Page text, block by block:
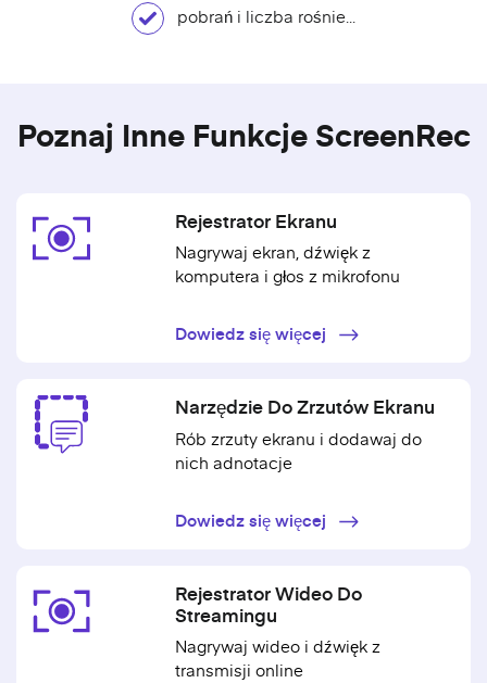
pobrań i liczba rośnie...
Poznaj Inne Funkcje ScreenRec
Rejestrator Ekranu
Nagrywaj ekran, dźwięk z
komputera i głos z mikrofonu
Dowiedz się więcej
Narzędzie Do Zrzutów Ekranu
Rób zrzuty ekranu i dodawaj do
nich adnotacje
Dowiedz się więcej
Rejestrator Wideo Do
Streamingu
Nagrywaj wideo i dźwięk z
transmisji online